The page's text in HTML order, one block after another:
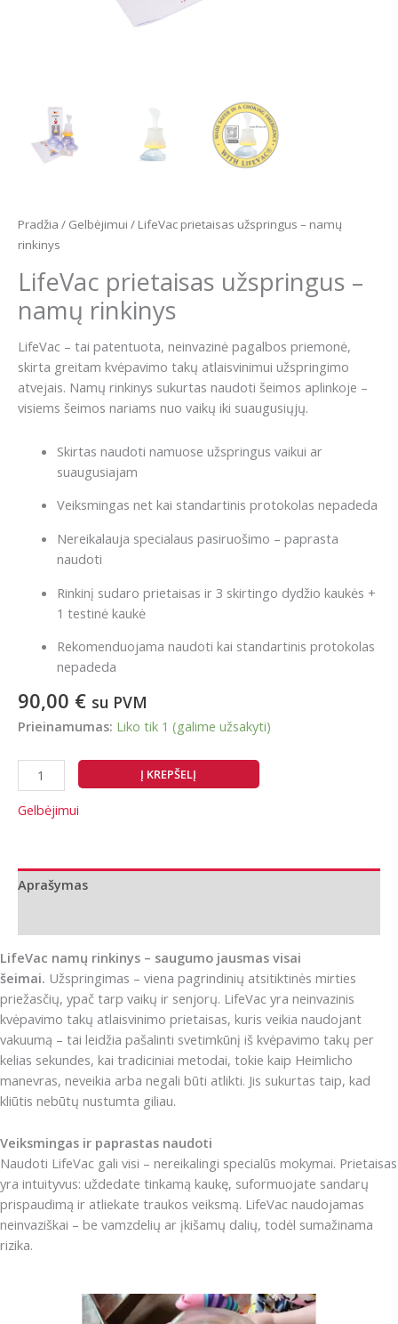
Pradžia / Gelbėjimui / LifeVac prietaisas užspringus – namų
rinkinys
LifeVac prietaisas užspringus –
namų rinkinys
LifeVac – tai patentuota, neinvazinė pagalbos priemonė,
skirta greitam kvėpavimo takų atlaisvinimui užspringimo
atvejais. Namų rinkinys sukurtas naudoti šeimos aplinkoje –
visiems šeimos nariams nuo vaikų iki suaugusiųjų.
Skirtas naudoti namuose užspringus vaikui ar
suaugusiajam
Veiksmingas net kai standartinis protokolas nepadeda
Nereikalauja specialaus pasiruošimo – paprasta
naudoti
Rinkinį sudaro prietaisas ir 3 skirtingo dydžio kaukės +
1 testinė kaukė
Rekomenduojama naudoti kai standartinis protokolas
nepadeda
90,00 € su PVM
Prieinamumas: Liko tik 1 (galime užsakyti)
produkto
kiekis:
LifeVac
-
namų
Į KREPŠELĮ
Gelbėjimui
Aprašymas
LifeVac namų rinkinys – saugumo jausmas visai
šeimai. Užspringimas – viena pagrindinių atsitiktinės mirties
priežasčių, ypač tarp vaikų ir senjorų. LifeVac yra neinvazinis
kvėpavimo takų atlaisvinimo prietaisas, kuris veikia naudojant
vakuumą – tai leidžia pašalinti svetimkūnį iš kvėpavimo takų per
kelias sekundes, kai tradiciniai metodai, tokie kaip Heimlicho
manevras, neveikia arba negali būti atlikti. Jis sukurtas taip, kad
kliūtis nebūtų nustumta giliau.
Veiksmingas ir paprastas naudoti
Naudoti LifeVac gali visi – nereikalingi specialūs mokymai. Prietaisas
yra intuityvus: uždedate tinkamą kaukę, suformuojate sandarų
prispaudimą ir atliekate traukos veiksmą. LifeVac naudojamas
neinvaziškai – be vamzdelių ar įkišamų dalių, todėl sumažinama
rizika.